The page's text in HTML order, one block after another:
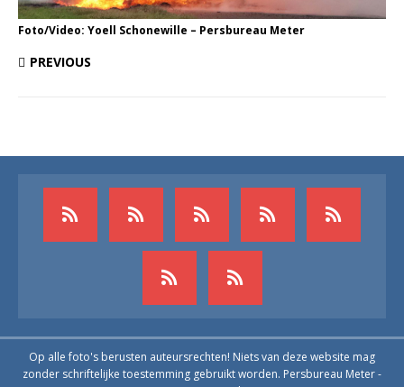
Foto/Video: Yoell Schonewille – Persbureau Meter
PREVIOUS
Op alle foto's berusten auteursrechten! Niets van deze website mag
zonder schriftelijke toestemming gebruikt worden. Persbureau Meter -